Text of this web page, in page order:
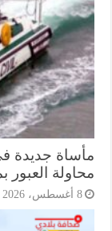
جديدة في
العبور